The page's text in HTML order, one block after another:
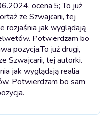
ocena 5; To już
ze Szwajcarii, tej
rozjaśnia jak wyglądają
Potwierdzam bo
pozycja.To już drugi,
Szwajcarii, tej autorki.
jak wyglądają realia
Potwierdzam bo sam